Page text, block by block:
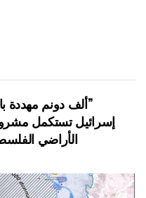
” 118 ألف دونم مهددة بالعزل في محافظة طوباس”
إسرائيل تستكمل
الأراضي